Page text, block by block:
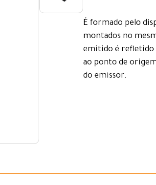
É formado pelo
montados no
emitido é refletido
ao ponto de
do emissor.